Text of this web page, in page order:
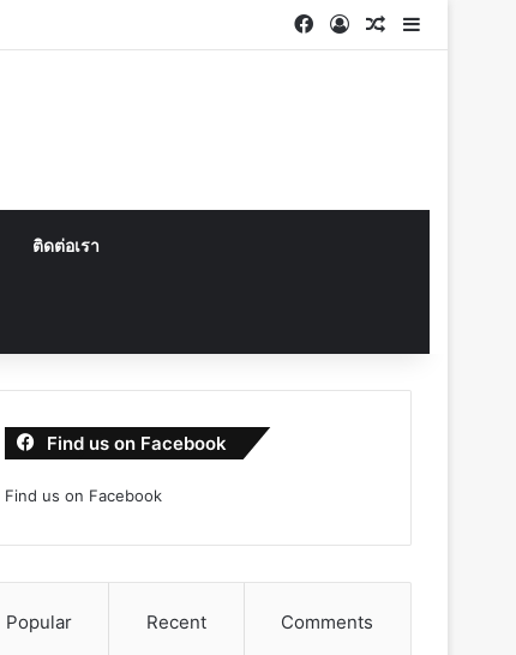
Facebook
Log InRandom
Sidebar
ติดต่อเรา
Find us on Facebook
Find us on Facebook
Popular Recent Comments